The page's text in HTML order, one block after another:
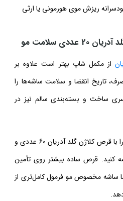
ریزش موی هورمونی یا ارثی
سلامت مو
از مکمل شاپ بهتر است علاوه بر
تاریخ انقضا و سلامت ساشه‌ها را
ساخت و بسته‌بندی سالم نیز در
در مکمل شاپ می‌توانید این مدل را با قرص کلاژن گلد آدریان 60 عددی و
کنید. قرص ساده بیشتر روی تأمین
ساشه مخصوص مو فرمول کامل‌تری از